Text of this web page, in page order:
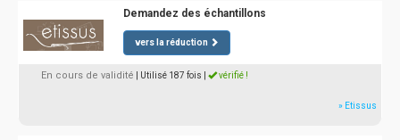
Demandez des échantillons
vers la réduction
En cours de validité | Utilisé 187 fois vérifié !
» Etissus